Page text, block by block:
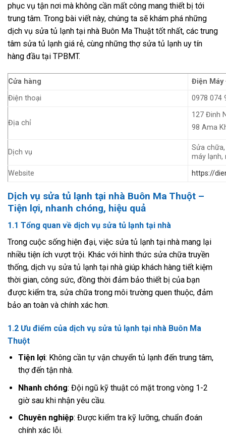
phục vụ tận nơi mà không cần mất công mang thiết bị tới
trung tâm. Trong bài viết này, chúng ta sẽ khám phá những
dịch vụ sửa tủ lạnh tại nhà Buôn Ma Thuật tốt nhất, các trung
tâm sửa tủ lạnh giá rẻ, cùng những thợ sửa tủ lạnh uy tín
hàng đầu tại TPBMT.
Cửa hàng
Điện Máy
Điện thoại
0978 074
Địa chỉ
127 Đinh
98 Ama
Dịch vụ
Sửa
máy lạnh,
Website
https://
Dịch vụ sửa tủ lạnh tại nhà Buôn Ma Thuột –
Tiện lợi, nhanh chóng, hiệu quả
1.1 Tổng quan về dịch vụ sửa tủ lạnh tại nhà
Trong cuộc sống hiện đại, việc sửa tủ lạnh tại nhà mang lại
nhiều tiện ích vượt trội. Khác với hình thức sửa chữa truyền
thống, dịch vụ sửa tủ lạnh tại nhà giúp khách hàng tiết kiệm
thời gian, công sức, đồng thời đảm bảo thiết bị của bạn
được kiểm tra, sửa chữa trong môi trường quen thuộc, đảm
bảo an toàn và chính xác hơn.
1.2 Ưu điểm của dịch vụ sửa tủ lạnh tại nhà Buôn Ma
Thuột
Tiện lợi: Không cần tự vận chuyển tủ lạnh đến trung tâm,
thợ đến tận nhà.
Nhanh chóng: Đội ngũ kỹ thuật có mặt trong vòng 1-2
giờ sau khi nhận yêu cầu.
Chuyên nghiệp: Được kiểm tra kỹ lưỡng, chuẩn đoán
chính xác lỗi.